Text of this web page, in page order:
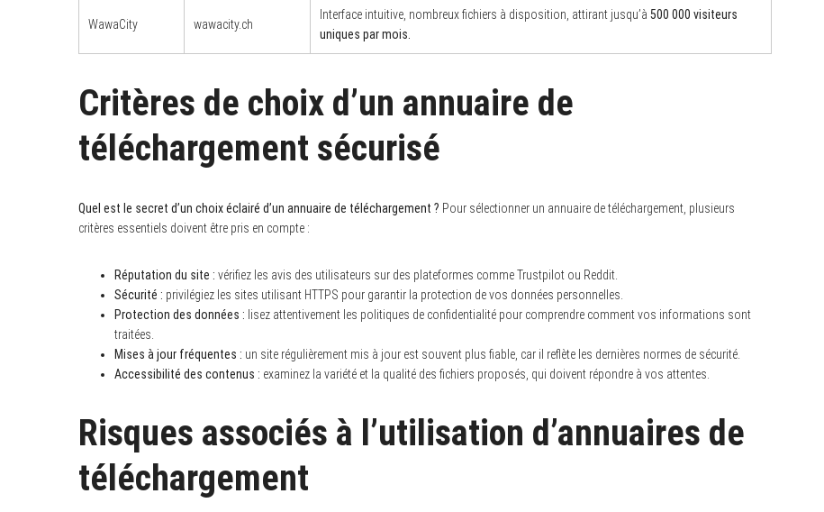
WawaCity wawacity.ch
Interface intuitive, nombreux fichiers à disposition, attirant jusqu’à 500 000 visiteurs
uniques par mois.
Critères de choix d’un annuaire de
téléchargement sécurisé
Quel est le secret d’un choix éclairé d’un annuaire de téléchargement ? Pour sélectionner un annuaire de téléchargement, plusieurs
critères essentiels doivent être pris en compte :
Réputation du site : vérifiez les avis des utilisateurs sur des plateformes comme Trustpilot ou Reddit.
Sécurité : privilégiez les sites utilisant HTTPS pour garantir la protection de vos données personnelles.
Protection des données : lisez attentivement les politiques de confidentialité pour comprendre comment vos informations sont
traitées.
Mises à jour fréquentes : un site régulièrement mis à jour est souvent plus fiable, car il reflète les dernières normes de sécurité.
Accessibilité des contenus : examinez la variété et la qualité des fichiers proposés, qui doivent répondre à vos attentes.
Risques associés à l’utilisation d’annuaires de
téléchargement
r